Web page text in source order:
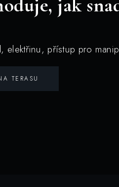
jak
elektřinu, přístup pro
TERASU